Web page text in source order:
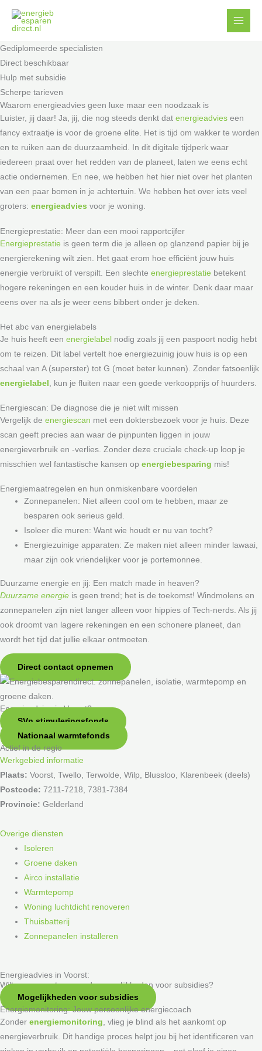
naar
inhoud
Gediplomeerde specialisten
Direct beschikbaar
Hulp met subsidie
Scherpe tarieven
Waarom energieadvies geen luxe maar een noodzaak is
Luister, jij daar! Ja, jij, die nog steeds denkt dat energieadvies een
fancy extraatje is voor de groene elite. Het is tijd om wakker te worden
en te ruiken aan de duurzaamheid. In dit digitale tijdperk waar
iedereen praat over het redden van de planeet, laten we eens echt
actie ondernemen. En nee, we hebben het hier niet over het planten
van een paar bomen in je achtertuin. We hebben het over iets veel
groters: energieadvies voor je woning.
Energieprestatie: Meer dan een mooi rapportcijfer
Energieprestatie is geen term die je alleen op glanzend papier bij je
energierekening wilt zien. Het gaat erom hoe efficiënt jouw huis
energie verbruikt of verspilt. Een slechte energieprestatie betekent
hogere rekeningen en een kouder huis in de winter. Denk daar maar
eens over na als je weer eens bibbert onder je deken.
Het abc van energielabels
Je huis heeft een energielabel nodig zoals jij een paspoort nodig hebt
om te reizen. Dit label vertelt hoe energiezuinig jouw huis is op een
schaal van A (superster) tot G (moet beter kunnen). Zonder fatsoenlijk
energielabel
, kun je fluiten naar een goede verkoopprijs of huurders.
Energiescan: De diagnose die je niet wilt missen
Vergelijk de energiescan met een doktersbezoek voor je huis. Deze
scan geeft precies aan waar de pijnpunten liggen in jouw
energieverbruik en -verlies. Zonder deze cruciale check-up loop je
misschien wel fantastische kansen op energiebesparing mis!
Energiemaatregelen en hun onmiskenbare voordelen
Zonnepanelen: Niet alleen cool om te hebben, maar ze
besparen ook serieus geld.
Isoleer die muren: Want wie houdt er nu van tocht?
Energiezuinige apparaten: Ze maken niet alleen minder lawaai,
maar zijn ook vriendelijker voor je portemonnee.
Duurzame energie en jij: Een match made in heaven?
Duurzame energie is geen trend; het is de toekomst! Windmolens en
zonnepanelen zijn niet langer alleen voor hippies of Tech-nerds. Als jij
ook droomt van lagere rekeningen en een schonere planeet, dan
wordt het tijd dat jullie elkaar ontmoeten.
Direct contact opnemen
Energieadvies in Voorst?
SVn stimuleringsfonds
Nationaal warmtefonds
Actief in de regio
Werkgebied informatie
Plaats: Voorst, Twello, Terwolde, Wilp, Blussloo, Klarenbeek (deels)
Postcode: 7211-7218, 7381-7384
Provincie: Gelderland
Overige diensten
Isoleren
Groene daken
Airco installatie
Warmtepomp
Woning luchtdicht renoveren
Thuisbatterij
Zonnepanelen installeren
Energieadvies in Voorst:
Wilt u meer weten over de mogelijkheden voor subsidies?
Mogelijkheden voor subsidies
Energiemonitoring: Jouw persoonlijke energiecoach
Zonder energiemonitoring, vlieg je blind als het aankomt op
energieverbruik. Dit handige proces helpt jou bij het identificeren van